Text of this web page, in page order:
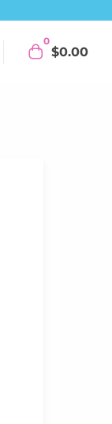
0
$0.00